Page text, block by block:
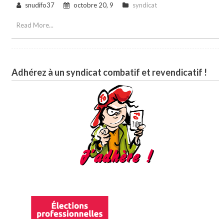
snudifo37 octobre 20, 9 syndicat
Read More...
Adhérez à un syndicat combatif et revendicatif !